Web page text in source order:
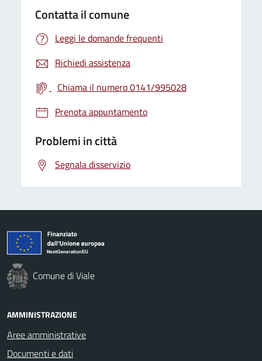
Contatta il comune
Leggi le domande frequenti
Richiedi assistenza
Chiama il numero 0141/995028
Prenota appuntamento
Problemi in città
Segnala disservizio
Comune di Viale
AMMINISTRAZIONE
Aree amministrative
Documenti e dati